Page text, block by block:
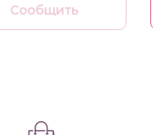
Сообщить